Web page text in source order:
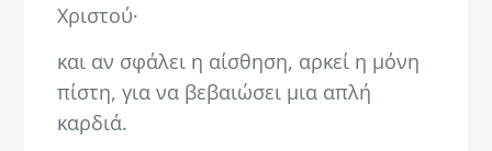
Χριστού·
και αν σφάλει η αίσθηση, αρκεί η μόνη
πίστη, για να βεβαιώσει μια απλή
καρδιά.